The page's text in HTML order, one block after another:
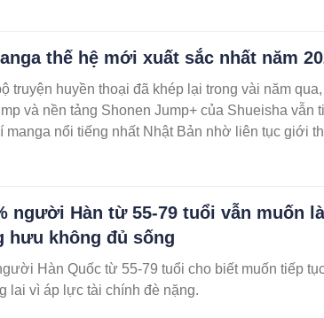
thế hệ mới xuất sắc nhất năm
truyện huyền thoại đã khép lại trong vài năm
và nền tảng Shonen Jump+ của Shueisha vẫn
manga nổi tiếng nhất Nhật Bản nhờ liên tục giới
người Hàn từ 55-79 tuổi vẫn muốn
hưu không đủ sống
Hàn Quốc từ 55-79 tuổi cho biết muốn tiếp
lai vì áp lực tài chính đè nặng.